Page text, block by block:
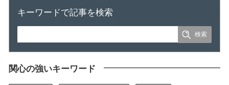
キーワードで記事を検索
関心の強いキーワード